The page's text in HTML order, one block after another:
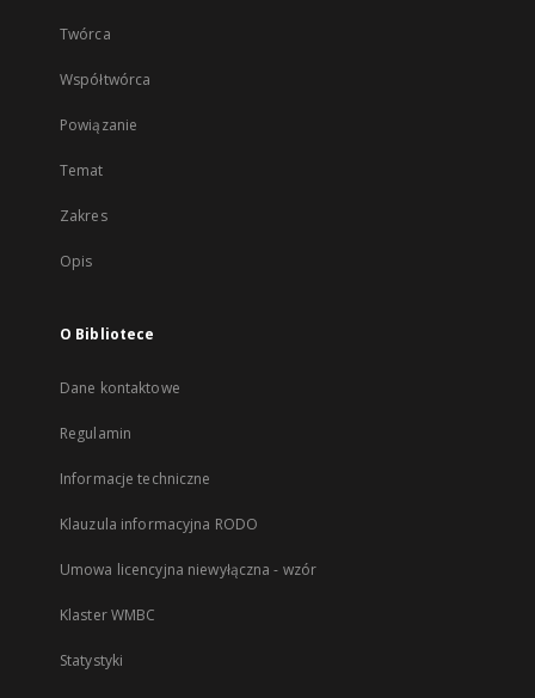
Twórca
Współtwórca
Powiązanie
Temat
Zakres
Opis
O Bibliotece
Dane kontaktowe
Regulamin
Informacje techniczne
Klauzula informacyjna RODO
Umowa licencyjna niewyłączna - wzór
Klaster WMBC
Statystyki